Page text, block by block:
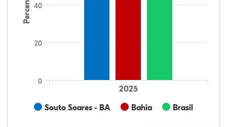
Souto Soares - BA Bahia Brasil
2025
0
20
40